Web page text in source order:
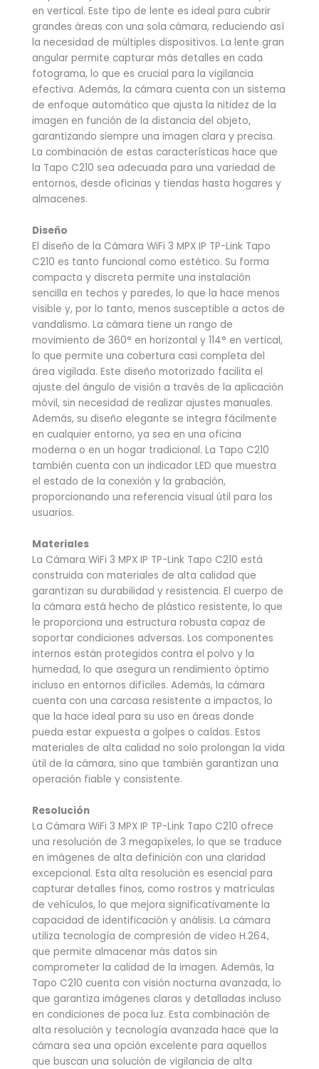
en vertical. Este tipo de lente es ideal para cubrir
grandes áreas con una sola cámara, reduciendo así
la necesidad de múltiples dispositivos. La lente gran
angular permite capturar más detalles en cada
fotograma, lo que es crucial para la vigilancia
efectiva. Además, la cámara cuenta con un sistema
de enfoque automático que ajusta la nitidez de la
imagen en función de la distancia del objeto,
garantizando siempre una imagen clara y precisa.
La combinación de estas características hace que
la Tapo C210 sea adecuada para una variedad de
entornos, desde oficinas y tiendas hasta hogares y
almacenes.
Diseño
El diseño de la Cámara WiFi 3 MPX IP TP-Link Tapo
C210 es tanto funcional como estético. Su forma
compacta y discreta permite una instalación
sencilla en techos y paredes, lo que la hace menos
visible y, por lo tanto, menos susceptible a actos de
vandalismo. La cámara tiene un rango de
movimiento de 360° en horizontal y 114° en vertical,
lo que permite una cobertura casi completa del
área vigilada. Este diseño motorizado facilita el
ajuste del ángulo de visión a través de la aplicación
móvil, sin necesidad de realizar ajustes manuales.
Además, su diseño elegante se integra fácilmente
en cualquier entorno, ya sea en una oficina
moderna o en un hogar tradicional. La Tapo C210
también cuenta con un indicador LED que muestra
el estado de la conexión y la grabación,
proporcionando una referencia visual útil para los
usuarios.
Materiales
La Cámara WiFi 3 MPX IP TP-Link Tapo C210 está
construida con materiales de alta calidad que
garantizan su durabilidad y resistencia. El cuerpo de
la cámara está hecho de plástico resistente, lo que
le proporciona una estructura robusta capaz de
soportar condiciones adversas. Los componentes
internos están protegidos contra el polvo y la
humedad, lo que asegura un rendimiento óptimo
incluso en entornos difíciles. Además, la cámara
cuenta con una carcasa resistente a impactos, lo
que la hace ideal para su uso en áreas donde
pueda estar expuesta a golpes o caídas. Estos
materiales de alta calidad no solo prolongan la vida
útil de la cámara, sino que también garantizan una
operación fiable y consistente.
Resolución
La Cámara WiFi 3 MPX IP TP-Link Tapo C210 ofrece
una resolución de 3 megapíxeles, lo que se traduce
en imágenes de alta definición con una claridad
excepcional. Esta alta resolución es esencial para
capturar detalles finos, como rostros y matrículas
de vehículos, lo que mejora significativamente la
capacidad de identificación y análisis. La cámara
utiliza tecnología de compresión de video H.264,
que permite almacenar más datos sin
comprometer la calidad de la imagen. Además, la
Tapo C210 cuenta con visión nocturna avanzada, lo
que garantiza imágenes claras y detalladas incluso
en condiciones de poca luz. Esta combinación de
alta resolución y tecnología avanzada hace que la
cámara sea una opción excelente para aquellos
que buscan una solución de vigilancia de alta